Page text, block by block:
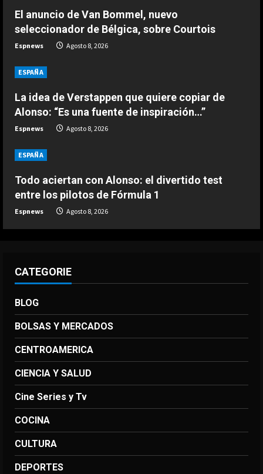
3
África también se rinde a Gianni
Infantino
Agosto 7, 2026
4
Noruega pide la dimisión de
Infantino
Agosto 7, 2026
una discoteca
Agosto 7, 2026
El anuncio de Van Bommel, nuevo
seleccionador de Bélgica, sobre Courtois
Espnews Agosto 8, 2026
ESPAÑA
La idea de Verstappen que quiere copiar de
Alonso: “Es una fuente de inspiración…”
Espnews Agosto 8, 2026
ESPAÑA
Todo aciertan con Alonso: el divertido test
entre los pilotos de Fórmula 1
Espnews Agosto 8, 2026
CATEGORIE
BLOG
BOLSAS Y MERCADOS
CENTROAMERICA
CIENCIA Y SALUD
Cine Series y Tv
COCINA
CULTURA
DEPORTES